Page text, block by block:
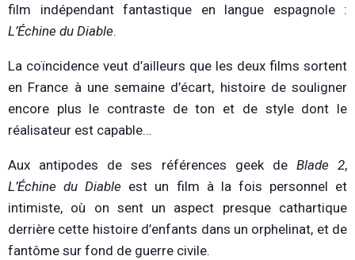
film indépendant fantastique en langue espagnole :
L’Échine du Diable.
La coïncidence veut d’ailleurs que les deux films sortent
en France à une semaine d’écart, histoire de souligner
encore plus le contraste de ton et de style dont le
réalisateur est capable…
Aux antipodes de ses références geek de Blade 2,
L’Échine du Diable est un film à la fois personnel et
intimiste, où on sent un aspect presque cathartique
derrière cette histoire d’enfants dans un orphelinat, et de
fantôme sur fond de guerre civile.